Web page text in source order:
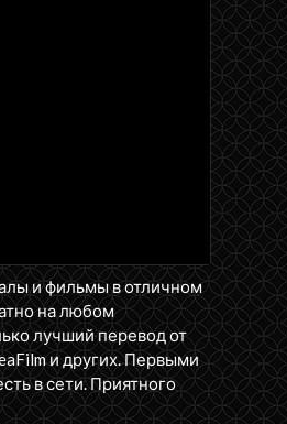
и фильмы в отличном
на любом
лучший перевод от
и других. Первыми
в сети. Приятного